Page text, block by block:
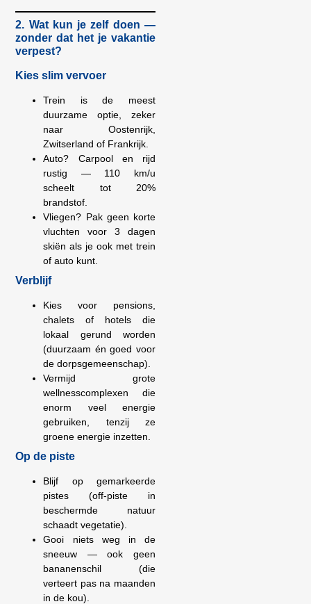
2. Wat kun je zelf doen —
zonder dat het je vakantie
verpest?
Kies slim vervoer
Trein is de meest
duurzame optie, zeker
naar Oostenrijk,
Zwitserland of Frankrijk.
Auto? Carpool en rijd
rustig — 110 km/u
scheelt tot 20%
brandstof.
Vliegen? Pak geen korte
vluchten voor 3 dagen
skiën als je ook met trein
of auto kunt.
Verblijf
Kies voor pensions,
chalets of hotels die
lokaal gerund worden
(duurzaam én goed voor
de dorpsgemeenschap).
Vermijd grote
wellnesscomplexen die
enorm veel energie
gebruiken, tenzij ze
groene energie inzetten.
Op de piste
Blijf op gemarkeerde
pistes (off-piste in
beschermde natuur
schaadt vegetatie).
Gooi niets weg in de
sneeuw — ook geen
bananenschil (die
verteert pas na maanden
in de kou).